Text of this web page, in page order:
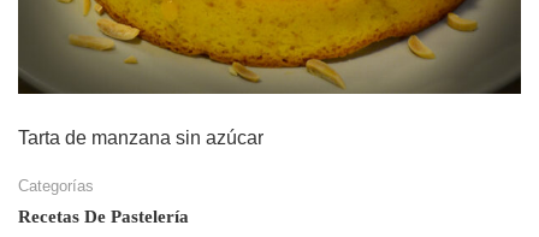
Tarta de manzana sin azúcar
Categorías
Recetas De Pastelería